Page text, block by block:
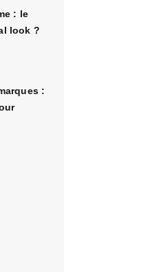
: le
look ?
: